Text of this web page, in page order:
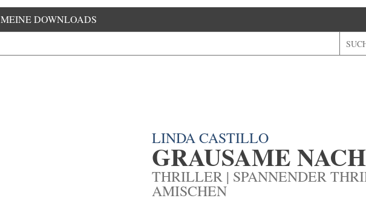
MEINE DOWNLOADS
LINDA CASTILLO
GRAUSAME
THRILLER | SPANNENDER
AMISCHEN